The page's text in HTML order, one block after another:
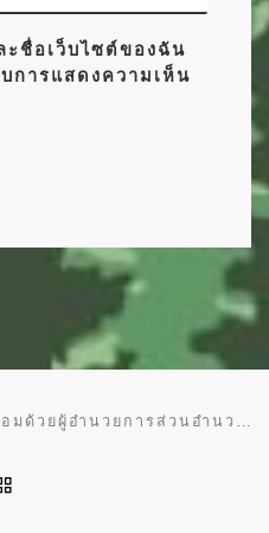
ชื่อเว็บไซต์ของฉัน
การแสดงความเห็น
17 ก.ค. 2561 ผอ.สคร. พร้อมด้วยผู้อำนวยการส่วนอำนวยการ ข้าราชการ เจ้าหน้าที่สำนักโครงการพระราชดำริและกิจการพิเศษ และข้าราชบริพารในพื้นที่ 904 ร่วมกิจกรรมจิตอาสา ณ พุทธสถานเชิง-หน้าโบสถ์ อำเภอเมือง จังหวัดนนทบุรี